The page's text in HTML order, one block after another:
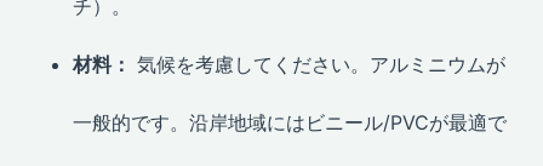
チ）。
材料： 気候を考慮してください。アルミニウムが
一般的です。沿岸地域にはビニール/PVCが最適で